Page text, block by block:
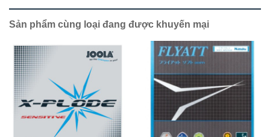
Sản phẩm cùng loại đang được khuyến mại